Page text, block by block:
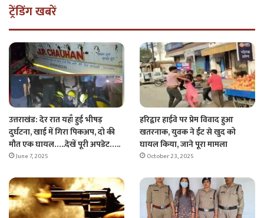
ट्रेंडिंग खबरें
उत्तराखंड: देर रात यहाँ हुई भीषड़
दुर्घटना, खाई में गिरा पिकअप, दो की
मौत एक घायल…..देखें पूरी अपडेट…..
June 7, 2025
हरिद्वार हाईवे पर प्रेम विवाद हुआ
खतरनाक, युवक ने ईंट से खुद को
घायल किया, जाने पूरा मामला
October 23, 2025